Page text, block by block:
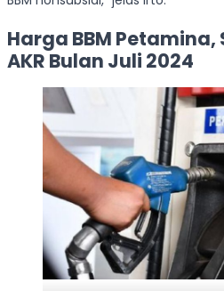
Harga BBM Petamina,
AKR Bulan Juli 2024